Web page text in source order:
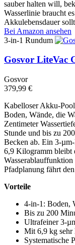
sauber halten will,
Wasserlinie braucht
Akkulebensdauer
Bei Amazon ansehen
3-in-1 Rundum
Gosvor LiteVac
Gosvor
379,99 €
Kabelloser Akku-
Boden, Wände, die
Zentimeter
Stunde und bis zu
Becken ab. Ein 3-
6,9 Kilogramm bleibt
Pfadplanung fährt
Vorteile
4-in-1: Boden,
Bis zu 200
Ultrafeiner 3-
Mit 6,9 kg sehr
Systematische